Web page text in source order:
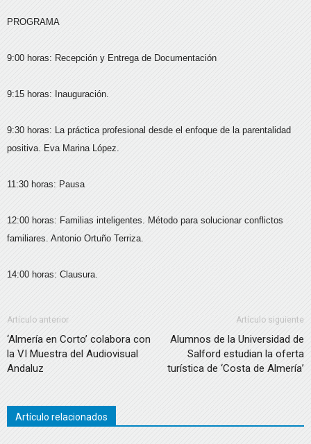
PROGRAMA
9:00 horas: Recepción y Entrega de Documentación
9:15 horas: Inauguración.
9:30 horas: La práctica profesional desde el enfoque de la parentalidad
positiva. Eva Marina López.
11:30 horas: Pausa
12:00 horas: Familias inteligentes. Método para solucionar conflictos
familiares. Antonio Ortuño Terriza.
14:00 horas: Clausura.
Artículo anterior
‘Almería en Corto’ colabora con
la VI Muestra del Audiovisual
Andaluz
Artículo siguiente
Alumnos de la Universidad de
Salford estudian la oferta
turística de ‘Costa de Almería’
Artículo relacionados